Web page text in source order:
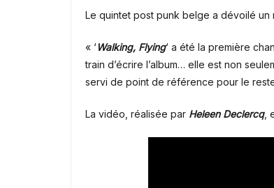
Le quintet post punk belge a dévoilé un
« ‘ Walking, Flying‘ a été la première
train d’écrire l’album… elle est non
servi de point de référence pour le
La vidéo, réalisée par Heleen Declercq,